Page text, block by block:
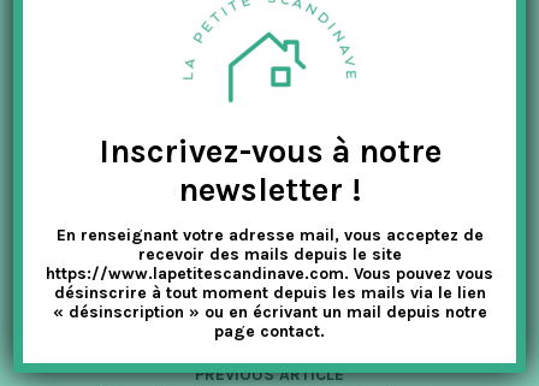
Si vous souhaitez offrir ou vous offrir de bons chaussons
d’intérieur, vous savez où en trouver.
La Petite Scandinave
attend avec un large choix d’articles 100% nordique.
Protégez l’environnement en achetant des chaussons laine
PREVIOUS ARTICLE
Inscrivez-vous à notre
newsletter !
En renseignant votre adresse mail, vous acceptez de
recevoir des mails depuis le site
https://www.lapetitescandinave.com. Vous pouvez vous
désinscrire à tout moment depuis les mails via le lien
« désinscription » ou en écrivant un mail depuis notre
page contact.